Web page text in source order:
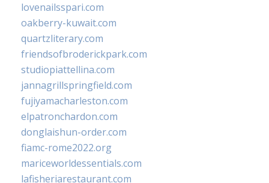
lovenailsspari.com
oakberry-kuwait.com
quartzliterary.com
friendsofbroderickpark.com
studiopiattellina.com
jannagrillspringfield.com
fujiyamacharleston.com
elpatronchardon.com
donglaishun-order.com
fiamc-rome2022.org
mariceworldessentials.com
lafisheriarestaurant.com